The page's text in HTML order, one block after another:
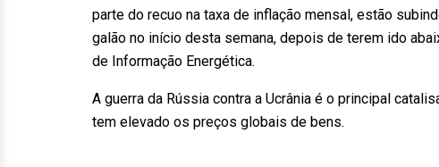
parte do recuo na taxa de inflação mensal, estão
galão no início desta semana, depois de terem ido
de Informação Energética.
A guerra da Rússia contra a Ucrânia é o principal
tem elevado os preços globais de bens.